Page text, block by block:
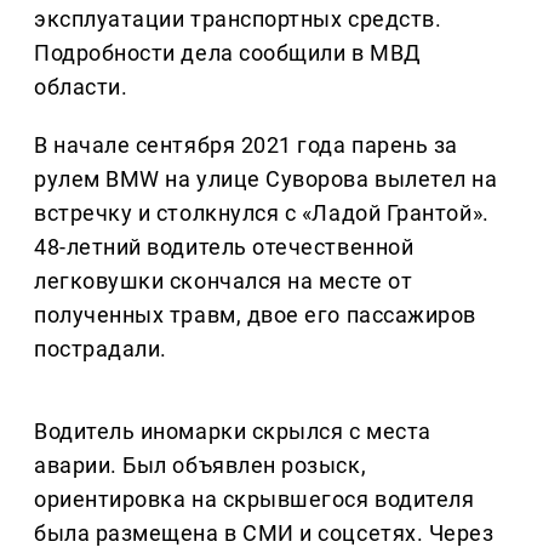
эксплуатации транспортных средств.
Подробности дела сообщили в МВД
области.
В начале сентября 2021 года парень за
рулем BMW на улице Суворова вылетел на
встречку и столкнулся с «Ладой Грантой».
48-летний водитель отечественной
легковушки скончался на месте от
полученных травм, двое его пассажиров
пострадали.
Водитель иномарки скрылся с места
аварии. Был объявлен розыск,
ориентировка на скрывшегося водителя
была размещена в СМИ и соцсетях. Через